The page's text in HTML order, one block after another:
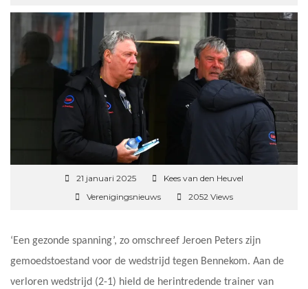
21 januari 2025
Kees van den Heuvel
Verenigingsnieuws
2052 Views
‘Een gezonde spanning’, zo omschreef Jeroen Peters zijn
gemoedstoestand voor de wedstrijd tegen Bennekom. Aan de
verloren wedstrijd (2-1) hield de herintredende trainer van